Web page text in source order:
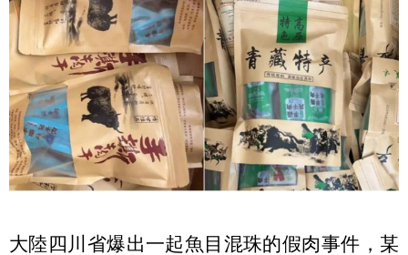
大陸四川省爆出一起魚目混珠的假肉事件，某